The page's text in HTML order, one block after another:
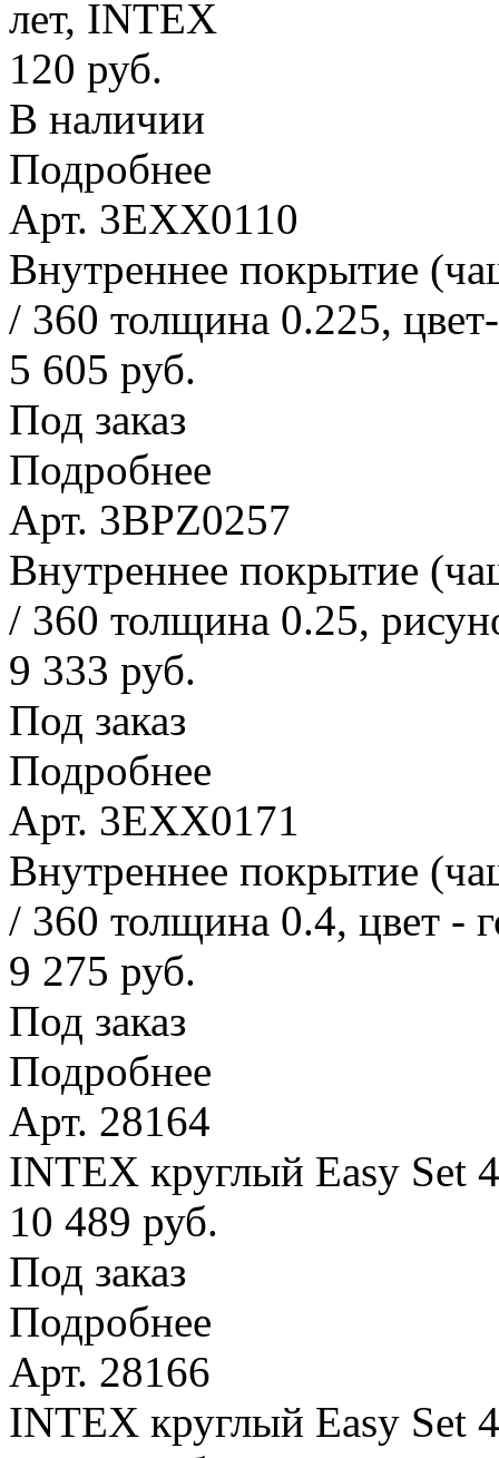
лет, INTEX
120 руб.
В наличии
Подробнее
Арт. 3EXX0110
Внутреннее покрытие
/ 360 толщина 0.225,
5 605 руб.
Под заказ
Подробнее
Арт. 3BPZ0257
Внутреннее покрытие
/ 360 толщина 0.25,
9 333 руб.
Под заказ
Подробнее
Арт. 3EXX0171
Внутреннее покрытие
/ 360 толщина 0.4, цвет -
9 275 руб.
Под заказ
Подробнее
Арт. 28164
INTEX круглый Easy Set
10 489 руб.
Под заказ
Подробнее
Арт. 28166
INTEX круглый Easy Set